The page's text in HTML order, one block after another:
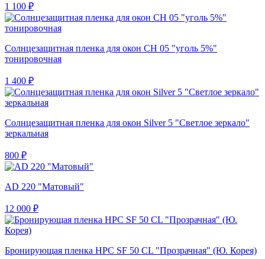
1 100 ₽
Солнцезащитная пленка для окон CH 05 "уголь 5%"
тонировочная
1 400 ₽
Солнцезащитная пленка для окон Silver 5 "Светлое зеркало"
зеркальная
800 ₽
AD 220 "Матовый"
12 000 ₽
Бронирующая пленка HPC SF 50 CL "Прозрачная" (Ю. Корея)